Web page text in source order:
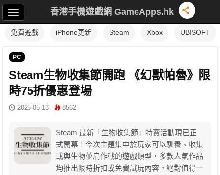
香港手機遊戲網 GameApps.hk
免費遊戲 iPhone更新 Steam Xbox UBISOFT
PC
Steam生物收集節開跑 《幻獸帕魯》限
時75折優惠登場
2025-05-13 8562
Steam 最新「生物收集節」特賣活動現已正
式開幕！今次主題集中於玩家可以馴養、收集
或與生物並肩作戰的遊戲類型，多款人氣作品
均推出限時折扣或免費試玩內容，絕對值得一